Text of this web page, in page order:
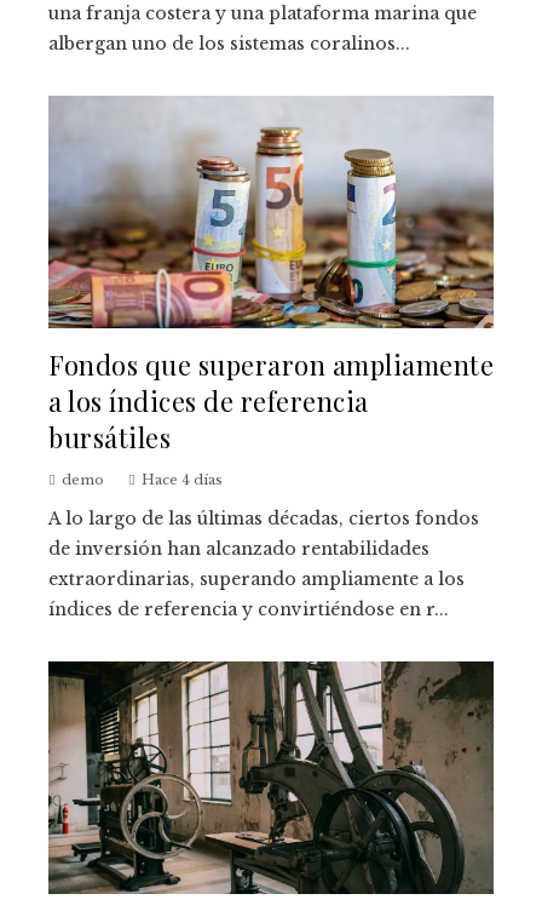
una franja costera y una plataforma marina que
albergan uno de los sistemas coralinos...
Fondos que superaron ampliamente
a los índices de referencia
bursátiles
demo Hace 4 días
A lo largo de las últimas décadas, ciertos fondos
de inversión han alcanzado rentabilidades
extraordinarias, superando ampliamente a los
índices de referencia y convirtiéndose en r...